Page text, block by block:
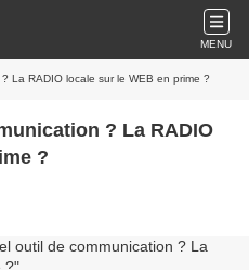
MENU
La RADIO locale sur le WEB en prime ?
? La RADIO
?